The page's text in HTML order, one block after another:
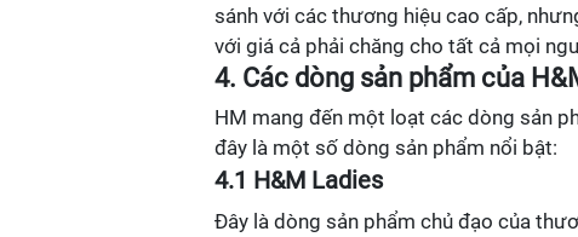
sánh với các thương hiệu cao cấp,
với giá cả phải chăng cho tất cả mọi
4. Các dòng sản phẩm của
HM mang đến một loạt các dòng sản
đây là một số dòng sản phẩm nổi bật:
4.1 H&M Ladies
Đây là dòng sản phẩm chủ đạo của